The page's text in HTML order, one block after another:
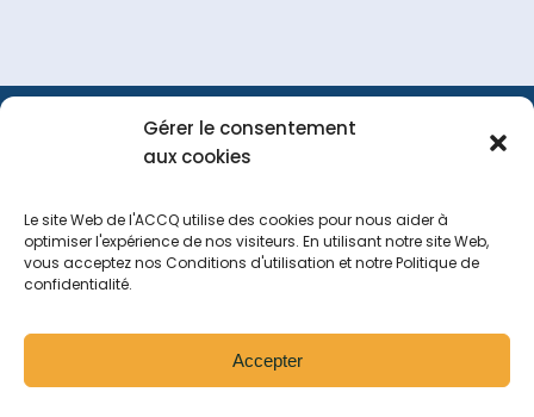
Gérer le consentement
aux cookies
Le site Web de l'ACCQ utilise des cookies pour nous aider à
optimiser l'expérience de nos visiteurs. En utilisant notre site Web,
vous acceptez nos Conditions d'utilisation et notre Politique de
confidentialité.
Accepter
Portail
Tous droits réservés2026
Politique de confidentialité